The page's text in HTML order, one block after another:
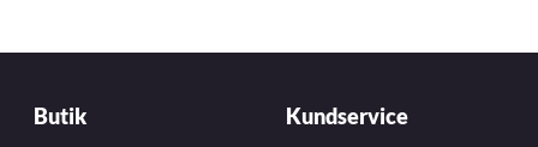
Butik Kundservice